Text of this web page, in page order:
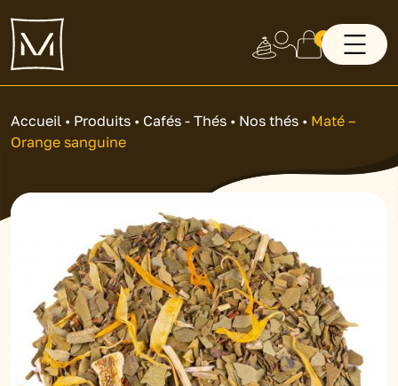
0
Accueil • Produits • Cafés - Thés • Nos thés • Maté –
Orange sanguine